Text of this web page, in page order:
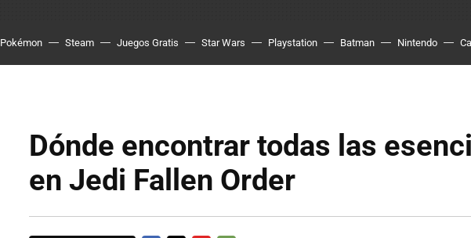
Pokémon Steam Juegos Gratis Star Wars Playstation Batman Nintendo
Dónde encontrar todas las
en Jedi Fallen Order